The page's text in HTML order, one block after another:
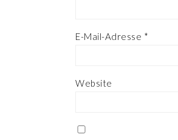
E-Mail-Adresse *
Website